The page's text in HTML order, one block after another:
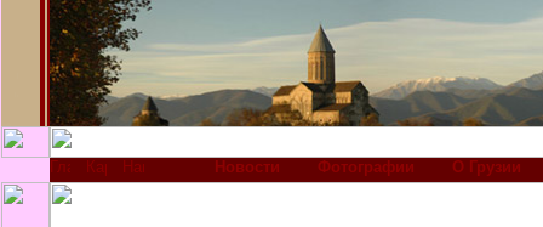
Новости Фотографии О Грузии